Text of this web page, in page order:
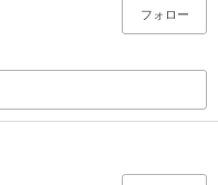
フォロー